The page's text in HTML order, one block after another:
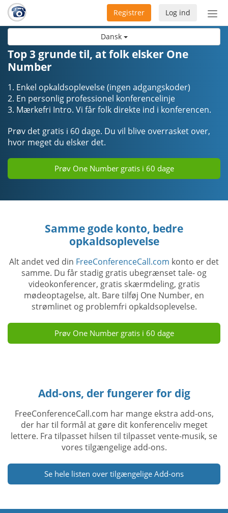
Dansk
Slå
Log ind
Registrer
Top 3 grunde til, at folk elsker One
Number
1. Enkel opkaldsoplevelse (ingen adgangskoder)
2. En personlig professionel konferencelinje
3. Mærkefri Intro. Vi får folk direkte ind i konferencen.
Prøv det gratis i 60 dage. Du vil blive overrasket over,
hvor meget du elsker det.
Prøv One Number gratis i 60 dage
Samme gode konto, bedre
opkaldsoplevelse
Alt andet ved din FreeConferenceCall.com konto er det
samme. Du får stadig gratis ubegrænset tale- og
videokonferencer, gratis skærmdeling, gratis
mødeoptagelse, alt. Bare tilføj One Number, en
strømlinet og problemfri opkaldsoplevelse.
Prøv One Number gratis i 60 dage
Add-ons, der fungerer for dig
FreeConferenceCall.com har mange ekstra add-ons,
der har til formål at gøre dit konferenceliv meget
lettere. Fra tilpasset hilsen til tilpasset vente-musik, se
vores tilgængelige add-ons.
Se hele listen over tilgængelige Add-ons